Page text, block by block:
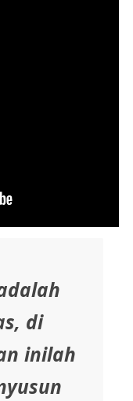
di
inilah